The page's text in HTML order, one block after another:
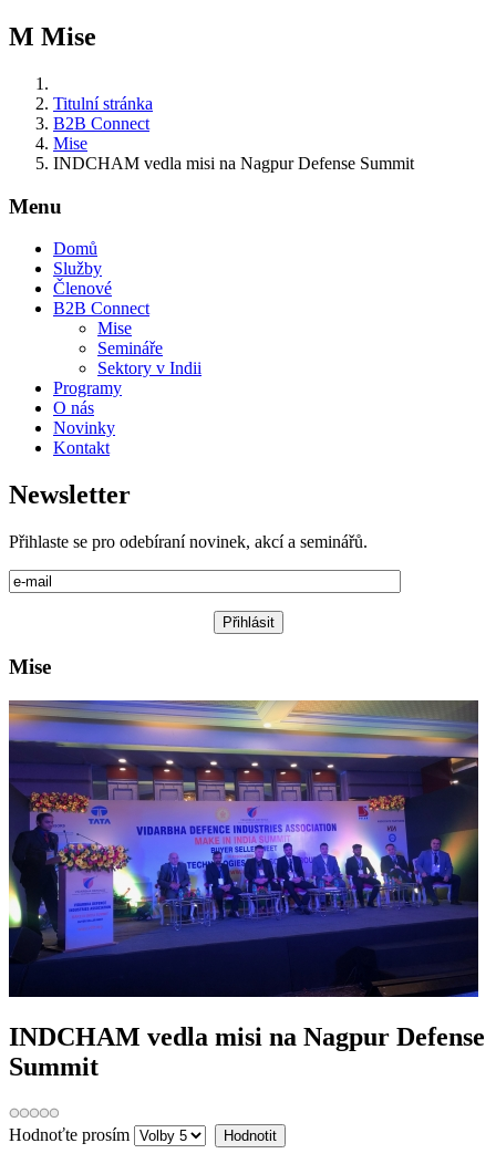
M Mise
Titulní stránka
B2B Connect
Mise
INDCHAM vedla misi na Nagpur Defense Summit
Menu
Domů
Služby
Členové
B2B Connect
Mise
Semináře
Sektory v Indii
Programy
O nás
Novinky
Kontakt
Newsletter
Přihlaste se pro odebíraní novinek, akcí a seminářů.
Mise
INDCHAM vedla misi na Nagpur Defense
Summit
Hodnoťte prosím